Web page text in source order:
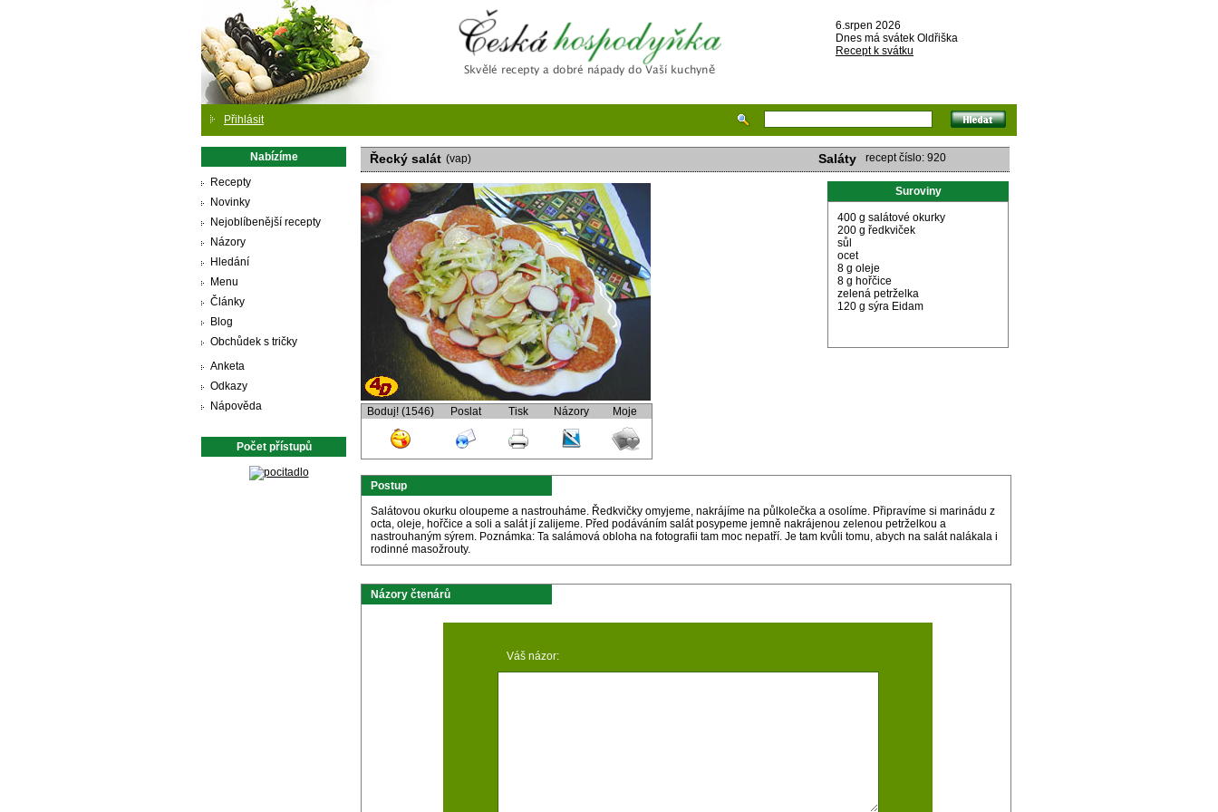
Česká hospodyňka
6.srpen 2026
Dnes má svátek Oldřiška
Recept k svátku
Přihlásit
Nabízíme
Recepty
Novinky
Nejoblíbenější recepty
Názory
Hledání
Menu
Články
Blog
Obchůdek s tričky
Anketa
Odkazy
Nápověda
Počet přístupů
Řecký salát (vap) Saláty recept číslo: 920
Boduj! (1546) Poslat Tisk Názory Moje
Suroviny
400 g salátové okurky
200 g ředkviček
sůl
ocet
8 g oleje
8 g hořčice
zelená petrželka
120 g sýra Eidam
Postup
Salátovou okurku oloupeme a nastrouháme. Ředkvičky omyjeme, nakrájíme na půlkolečka a osolíme. Připravíme si marinádu z
octa, oleje, hořčice a soli a salát jí zalijeme. Před podáváním salát posypeme jemně nakrájenou zelenou petrželkou a
nastrouhaným sýrem. Poznámka: Ta salámová obloha na fotografii tam moc nepatří. Je tam kvůli tomu, abych na salát nalákala i
rodinné masožrouty.
Názory čtenárů
Váš názor: